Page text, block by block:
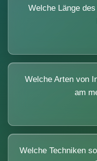
Welche Länge
Welche Arten von
am
Welche Techniken